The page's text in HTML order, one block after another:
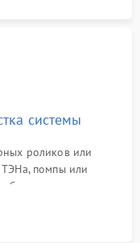
системы
роликов или
ТЭНа, помпы или
очистка
и воздуховодов от